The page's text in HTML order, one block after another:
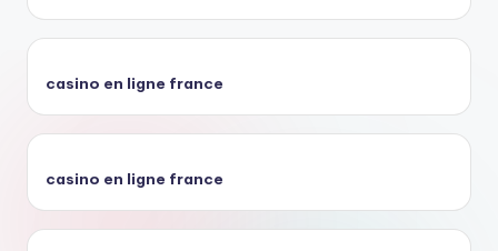
casino en ligne france
casino en ligne france